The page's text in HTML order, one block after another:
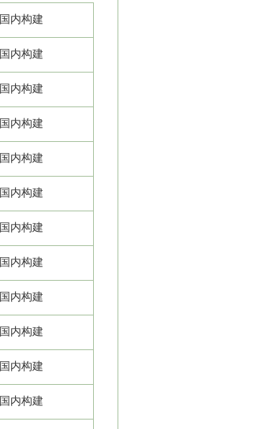
内构建
内构建
内构建
内构建
内构建
内构建
内构建
内构建
内构建
内构建
内构建
内构建